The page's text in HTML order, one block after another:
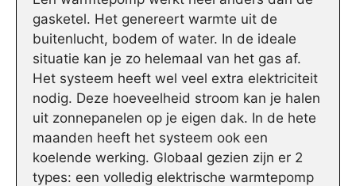
gasketel. Het genereert warmte uit de
buitenlucht, bodem of water. In de ideale
situatie kan je zo helemaal van het gas af.
Het systeem heeft wel veel extra elektriciteit
nodig. Deze hoeveelheid stroom kan je halen
uit zonnepanelen op je eigen dak. In de hete
maanden heeft het systeem ook een
koelende werking. Globaal gezien zijn er 2
types: een volledig elektrische warmtepomp